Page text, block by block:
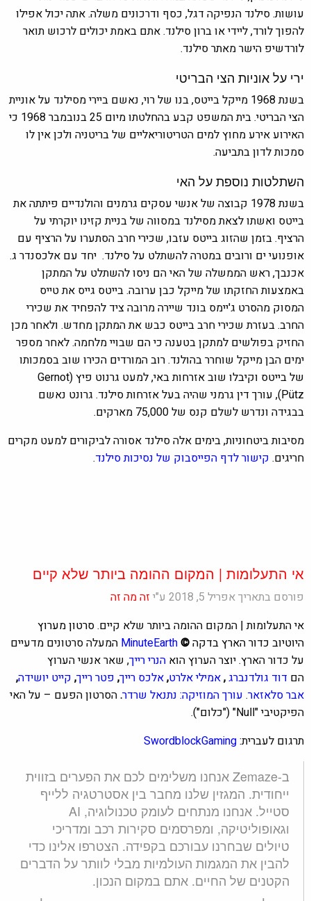
עושות. סילנד הנפיקה דגל, כסף ודרכונים משלה. אתה יכול אפילו
להפוך לורד, ליידי או ברון סילנד. אתם באמת יכולים לרכוש תואר
לורדשיפ הישר מאתר סילנד.
ירי על אוניות הצי הבריטי
בשנת 1968 מייקל בייטס, בנו של רוי, נאשם ביירי מסילנד על אוניית
הצי הבריטי. בית המשפט קבע בהחלטתו מיום 25 בנובמבר 1968 כי
האירוע אירע מחוץ למים הטריטוריאליים של בריטניה ולכן אין לו
סמכות לדון בתביעה.
השתלטות נוספת על האי
בשנת 1978 קבוצה של אנשי עסקים גרמנים והולנדיים פיתתה את
בייטס ואשתו לצאת מסילנד במסווה של בניית קזינו יוקרתי על
הרציף. בזמן שהזוג בייטס עזבו, שכירי חרב הסתערו על הרציף עם
אופנועי ים ורובים במטרה להשתלט על סילנד. יחד עם אלכסנדר ג.
אכנבך, ראש הממשלה של האי הם ניסו להשתלט על המתקן
באמצעות החזקתו של מייקל כבן ערובה. בייטס גייס את טייס
המסוק מהסרט ג'יימס בונד שיירה מרובה ציד להפחיד את שכירי
החרב. בעזרת שכירי חרב בייטס כבש את המתקן מחדש. ולאחר מכן
החזיק בפולשים למתקן בטענה כי הם שבויי מלחמה. לאחר מספר
ימים הבן מייקל שוחרר בהולנד. רוב המורדים הכירו שוב בסמכותו
של בייטס וקיבלו שוב אזרחות באי, למעט גרנוט פיץ (Gernot
Pütz), עורך דין גרמני שהיה בעל אזרחות סילנד. גרונט נאשם
בבגידה ונדרש לשלם קנס של 75,000 מארקים.
מסיבות ביטחוניות, בימים אלה סילנד אסורה לביקורים למעט מקרים
חריגים.קישור לדף הפייסבוק של נסיכות סילנד.
אי התעלומות | המקום ההומה ביותר שלא קיים
פורסם בתאריך אפריל 5, 2018 ע"י
זה מה זה
אי התעלומות | המקום ההומה ביותר שלא קיים.סרטון מערוץ
יוטיוב כדור הארץ בדקה©
MinuteEarthה מעלה סרטונים מדעיים
על כדור הארץ. יוצר הערוץ הואהנרי רייך, שאר אנשי הערוץ
הםדוד גולדנברג,אמילי אלרט,אלכס רייך,פטר רייך,קייט יושידה,
אבר סלאזאר.עורך המוזיקה: נתנאל שרדר.הסרטון הפעם – על האי
הפיקטיבי "Null" ("כלום").
תרגום לעברית:SwordblockGaming
ב-Zemaze אנחנו משלימים לכם את הפערים בזווית
ייחודית. המגזין שלנו מחבר בין אסטרטגיה ללייף
סטייל. אנחנו מנתחים לעומק טכנולוגיה, AI
וגאופוליטיקה, ומפרסמים סקירות רכב ומדריכי
טיולים שבחרנו עבורכם בקפידה. הצטרפו אלינו כדי
להבין את המגמות העולמיות מבלי לוותר על הדברים
הקטנים של החיים. אתם במקום הנכון.